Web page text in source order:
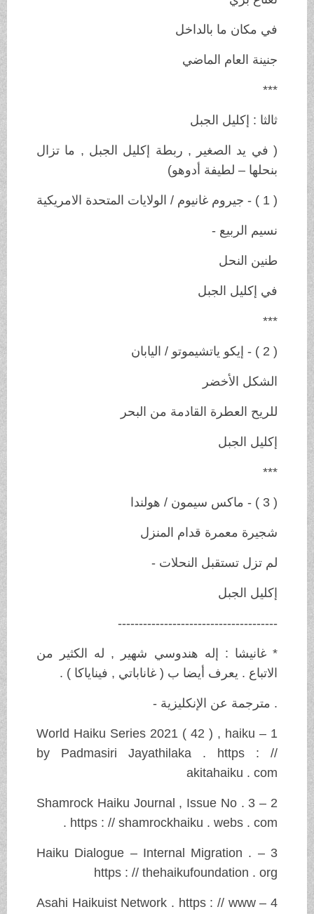
في مكان ما بالداخل
جنينة العام الماضي
***
ثالثا : إكليل الجبل
( في يد الصغير , ربطة إكليل الجبل , ما تزال
بنحلها – لطيفة أدوهو)
نسيم الربيع -
طنين النحل
في إكليل الجبل
***
الشكل الأخضر
للريح العطرة القادمة من البحر
إكليل الجبل
***
شجيرة معمرة قدام المنزل
لم تزل تستقبل النحلات -
إكليل الجبل
--------------------------------------
* غانيشا : إله هندوسي شهير , له الكثير من
الاتباع . يعرف أيضا ب ( غاناباتي , فيناياكا ) .
. مترجمة عن الإنكليزية -
1 – World Haiku Series 2021 ( 42 ) , haiku
by Padmasiri Jayathilaka . https : //
akitahaiku . com
2 – Shamrock Haiku Journal , Issue No . 3
. https : // shamrockhaiku . webs . com
3 – Haiku Dialogue – Internal Migration .
https : // thehaikufoundation . org
4 – Asahi Haikuist Network . https : // www